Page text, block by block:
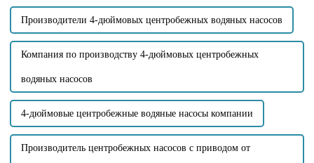
Производители 4-дюймовых центробежных водяных насосов
Компания по производству 4-дюймовых центробежных
водяных насосов
4-дюймовые центробежные водяные насосы компании
Производитель центробежных насосов с приводом от